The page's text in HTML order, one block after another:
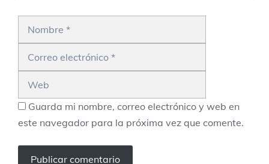
Guarda mi nombre, correo electrónico y web en
este navegador para la próxima vez que comente.